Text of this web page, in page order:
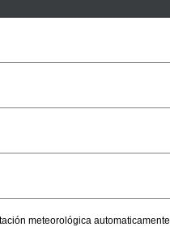
meteorológica automaticamente